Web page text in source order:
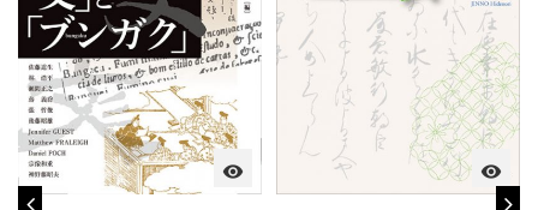
visibility visibility